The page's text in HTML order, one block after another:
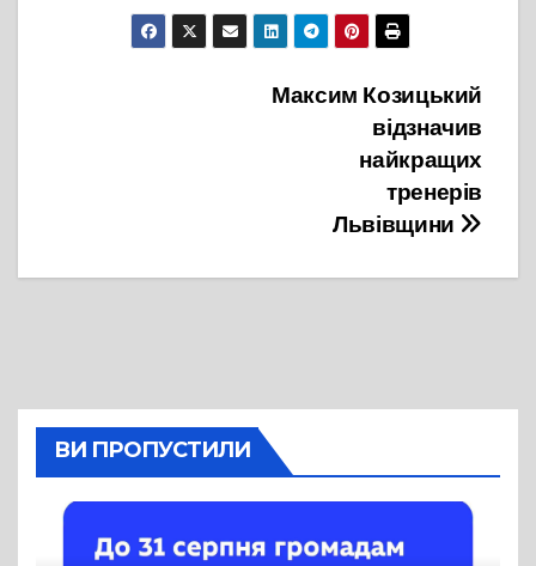
Максим Козицький
відзначив
найкращих
тренерів
Львівщини
ВИ ПРОПУСТИЛИ